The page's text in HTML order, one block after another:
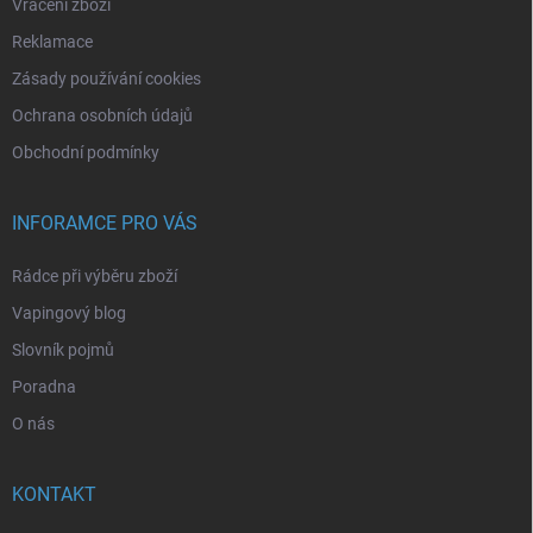
Vrácení zboží
Reklamace
Zásady používání cookies
Ochrana osobních údajů
Obchodní podmínky
INFORAMCE PRO VÁS
Rádce při výběru zboží
Vapingový blog
Slovník pojmů
Poradna
O nás
KONTAKT